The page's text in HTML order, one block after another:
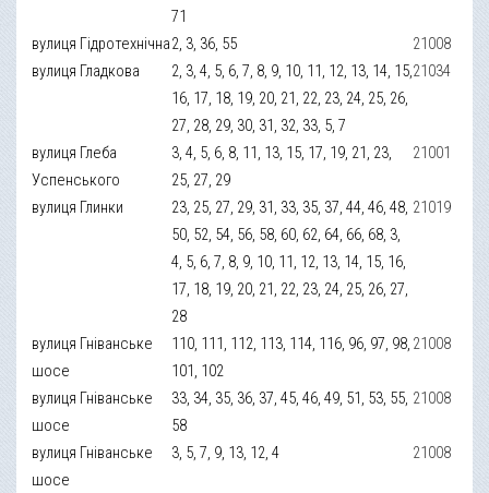
71
вулиця Гідротехнічна2, 3, 36, 55
21008
вулиця Гладкова
2, 3, 4, 5, 6, 7, 8, 9, 10, 11, 12, 13, 14, 15,
16, 17, 18, 19, 20, 21, 22, 23, 24, 25, 26,
27, 28, 29, 30, 31, 32, 33, 5, 7
21034
вулиця Глеба
Успенського
3, 4, 5, 6, 8, 11, 13, 15, 17, 19, 21, 23,
25, 27, 29
21001
вулиця Глинки
23, 25, 27, 29, 31, 33, 35, 37, 44, 46, 48,
50, 52, 54, 56, 58, 60, 62, 64, 66, 68, 3,
4, 5, 6, 7, 8, 9, 10, 11, 12, 13, 14, 15, 16,
17, 18, 19, 20, 21, 22, 23, 24, 25, 26, 27,
28
21019
вулиця Гніванське
шосе
110, 111, 112, 113, 114, 116, 96, 97, 98,
101, 102
21008
вулиця Гніванське
шосе
33, 34, 35, 36, 37, 45, 46, 49, 51, 53, 55,
58
21008
вулиця Гніванське
шосе
3, 5, 7, 9, 13, 12, 4 21008